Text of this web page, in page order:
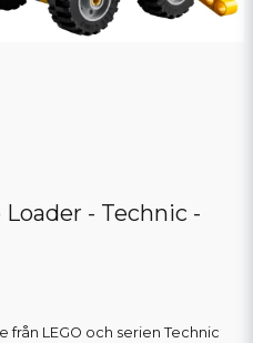
- Technic -
LEGO och serien Technic